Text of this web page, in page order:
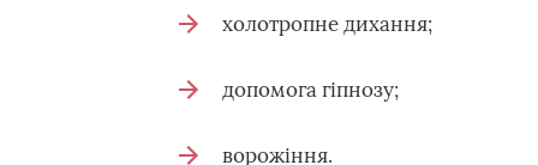
холотропне дихання;
допомога гіпнозу;
ворожіння.